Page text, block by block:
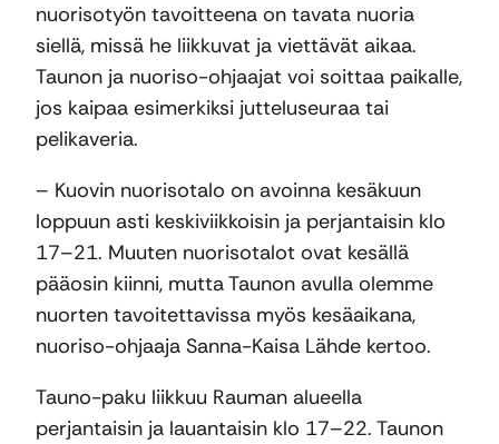
nuorisotyön tavoitteena on tavata nuoria
siellä, missä he liikkuvat ja viettävät aikaa.
Taunon ja nuoriso-ohjaajat voi soittaa paikalle,
jos kaipaa esimerkiksi jutteluseuraa tai
pelikaveria.
– Kuovin nuorisotalo on avoinna kesäkuun
loppuun asti keskiviikkoisin ja perjantaisin klo
17–21. Muuten nuorisotalot ovat kesällä
pääosin kiinni, mutta Taunon avulla olemme
nuorten tavoitettavissa myös kesäaikana,
nuoriso-ohjaaja Sanna-Kaisa Lähde kertoo.
Tauno-paku liikkuu Rauman alueella
perjantaisin ja lauantaisin klo 17–22. Taunon